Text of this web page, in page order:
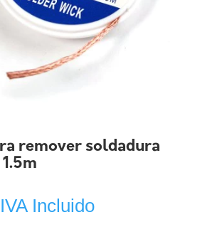
remover soldadura
IVA Incluido